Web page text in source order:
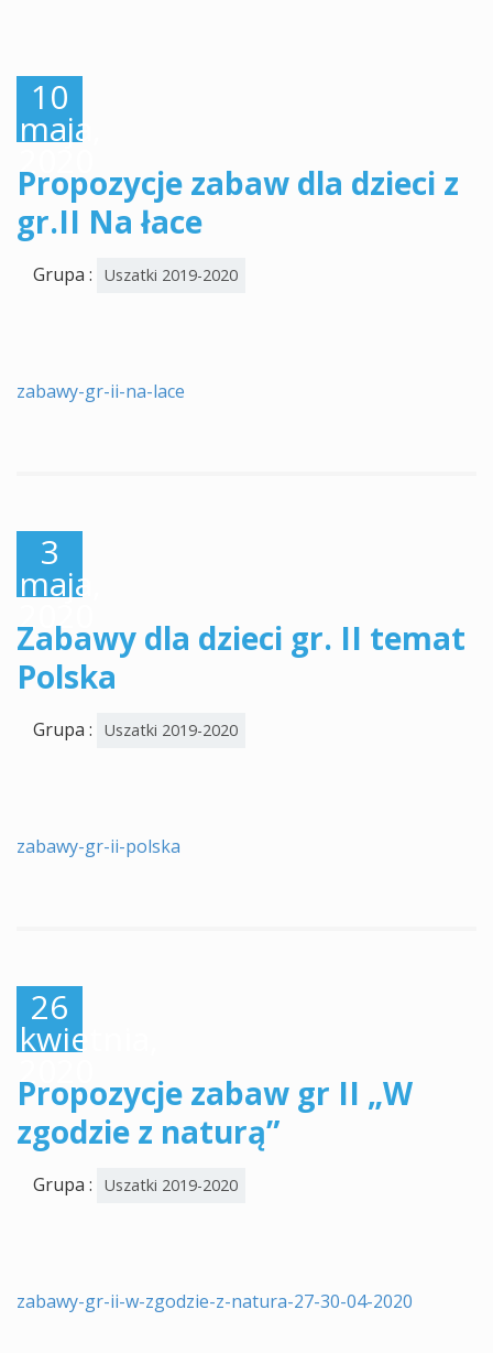
10
maja,
2020
Propozycje zabaw dla dzieci z
gr.II Na łace
Grupa : Uszatki 2019-2020
zabawy-gr-ii-na-lace
3
maja,
2020
Zabawy dla dzieci gr. II temat
Polska
Grupa : Uszatki 2019-2020
zabawy-gr-ii-polska
26
kwietnia,
2020
Propozycje zabaw gr II „W
zgodzie z naturą”
Grupa : Uszatki 2019-2020
zabawy-gr-ii-w-zgodzie-z-natura-27-30-04-2020